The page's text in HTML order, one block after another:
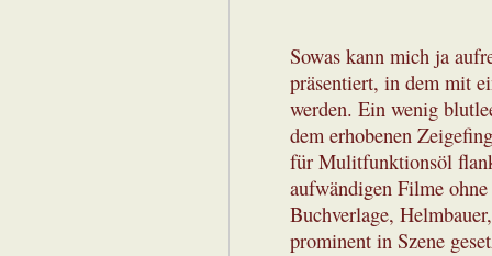
Sowas kann mich ja
präsentiert, in dem mit
werden. Ein wenig
dem erhobenen
für Mulitfunktionsöl
aufwändigen Filme
Buchverlage,
prominent in Szene